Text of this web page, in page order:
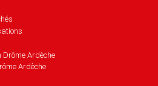
Ardèche
Ardèche